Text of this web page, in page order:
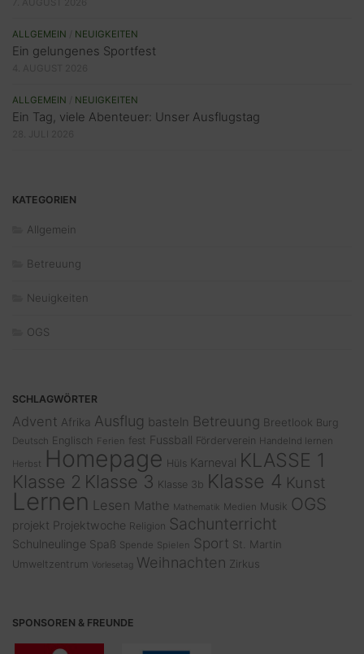
ALLGEMEIN NEUIGKEITEN
Ein gelungenes Sportfest
ALLGEMEIN NEUIGKEITEN
Ein Tag, viele Abenteuer: Unser Ausflugstag
KATEGORIEN
Allgemein
Betreuung
Neuigkeiten
OGS
SCHLAGWÖRTER
Advent Afrika Ausflug basteln Betreuung Breetlook Burg
Deutsch Englisch Ferien fest Fussball Förderverein Handelnd lernen
Herbst
Homepage Hüls Karneval KLASSE 1
Klasse 2 Klasse 3 Klasse 3b Klasse 4 Kunst
Lernen Lesen Mathe Mathematik Medien Musik OGS
projekt Projektwoche Religion Sachunterricht
Schulneulinge Spaß Spende Spielen Sport St. Martin
Umweltzentrum Vorlesetag Weihnachten Zirkus
SPONSOREN & FREUNDE